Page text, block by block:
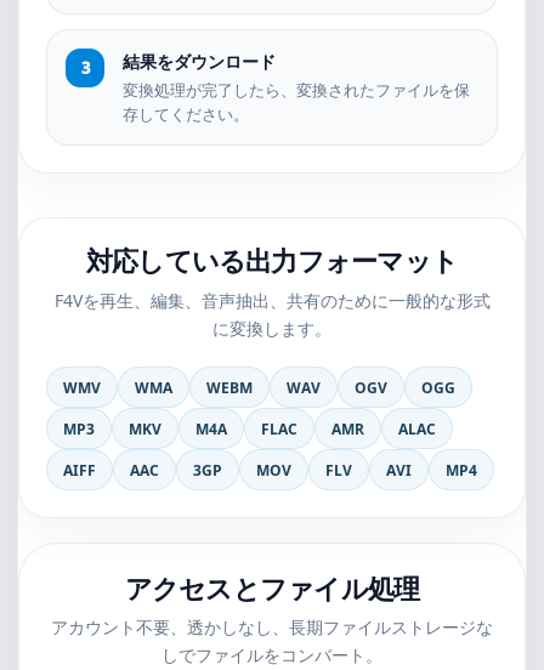
結果をダウンロード
変換処理が完了したら、変換されたファイルを保
存してください。
対応している出力フォーマット
F4Vを再生、編集、音声抽出、共有のために一般的な形式
に変換します。
WMV WMA WEBM WAV OGV
OGG
MP3
MKV M4A FLAC AMR
ALAC
AIFF
AAC 3GP MOV FLV AVI MP4
アクセスとファイル処理
アカウント不要、透かしなし、長期ファイルストレージな
しでファイルをコンバート。